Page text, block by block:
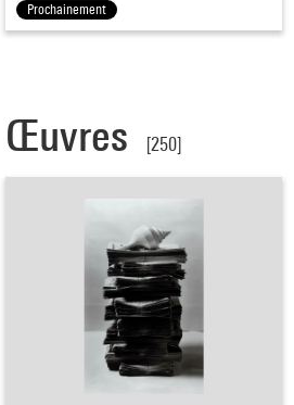
Prochainement
Œuvres [250]